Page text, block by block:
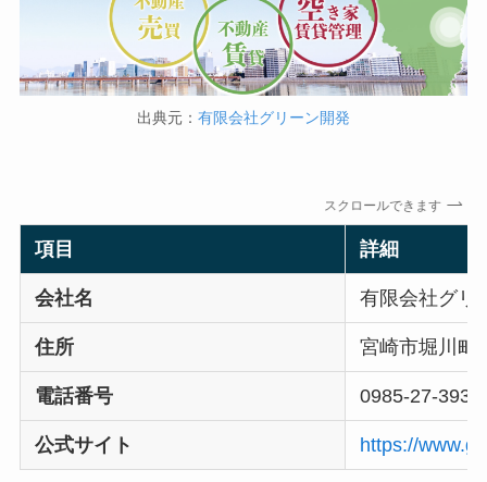
出典元： 有限会社グリーン開発
スクロールできます
項目 詳細
会社名 有限会社グリ
住所 宮崎市堀川町
電話番号 0985-27-3939
公式サイト https://